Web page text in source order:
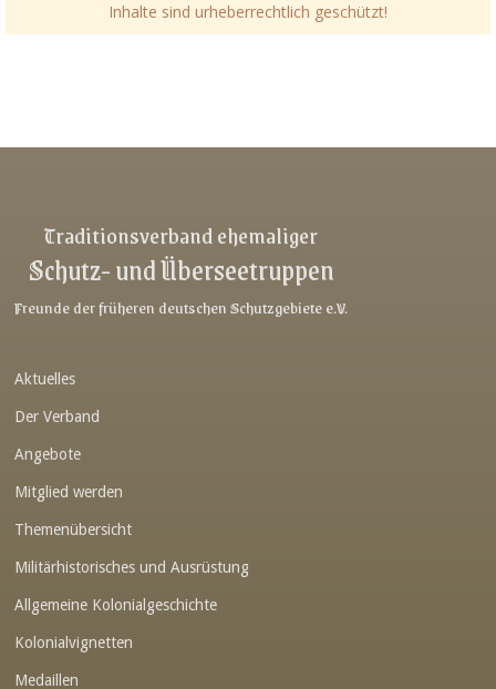
Inhalte sind urheberrechtlich geschützt!
Link-v-z
Link-v-z
Link-v-z
Link-v-z
Link-v-z
Link-v-z
Link-v-z
Link-v-z
Traditionsverband ehemaliger
Schutz- und Überseetruppen
Freunde der früheren deutschen Schutzgebiete e.V.
Aktuelles
Der Verband
Angebote
Mitglied werden
Themenübersicht
Militärhistorisches und Ausrüstung
Allgemeine Kolonialgeschichte
Kolonialvignetten
Medaillen